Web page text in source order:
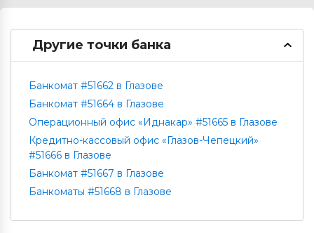
Другие точки банка
Банкомат #51662 в Глазове
Банкомат #51664 в Глазове
Операционный офис «Иднакар» #51665 в Глазове
Кредитно-кассовый офис «Глазов-Чепецкий»
#51666 в Глазове
Банкомат #51667 в Глазове
Банкоматы #51668 в Глазове